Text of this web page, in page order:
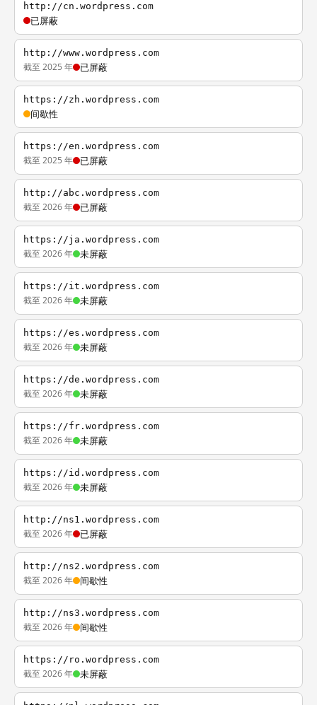
http://cn.wordpress.com
已屏蔽
http://www.wordpress.com
截至 2025 年 已屏蔽
https://zh.wordpress.com
间歇性
https://en.wordpress.com
截至 2025 年 已屏蔽
http://abc.wordpress.com
截至 2026 年 已屏蔽
https://ja.wordpress.com
截至 2026 年 未屏蔽
https://it.wordpress.com
截至 2026 年 未屏蔽
https://es.wordpress.com
截至 2026 年 未屏蔽
https://de.wordpress.com
截至 2026 年 未屏蔽
https://fr.wordpress.com
截至 2026 年 未屏蔽
https://id.wordpress.com
截至 2026 年 未屏蔽
http://ns1.wordpress.com
截至 2026 年 已屏蔽
http://ns2.wordpress.com
截至 2026 年 间歇性
http://ns3.wordpress.com
截至 2026 年 间歇性
https://ro.wordpress.com
截至 2026 年 未屏蔽